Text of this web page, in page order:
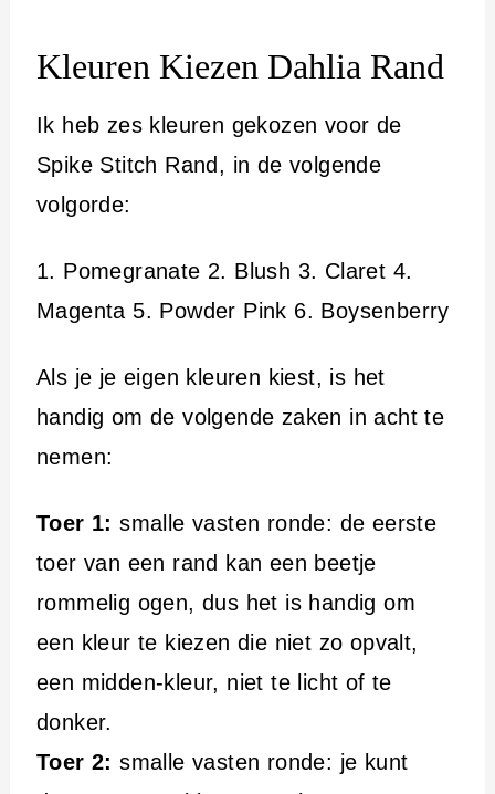
Kleuren Kiezen Dahlia Rand
Ik heb zes kleuren gekozen voor de
Spike Stitch Rand, in de volgende
volgorde:
1. Pomegranate 2. Blush 3. Claret 4.
Magenta 5. Powder Pink 6. Boysenberry
Als je je eigen kleuren kiest, is het
handig om de volgende zaken in acht te
nemen:
Toer 1: smalle vasten ronde: de eerste
toer van een rand kan een beetje
rommelig ogen, dus het is handig om
een kleur te kiezen die niet zo opvalt,
een midden-kleur, niet te licht of te
donker.
Toer 2:smalle vasten ronde: je kunt